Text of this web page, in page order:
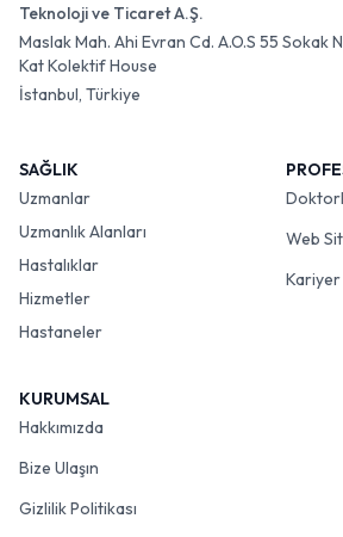
Teknoloji ve Ticaret A.Ş.
Maslak Mah. Ahi Evran Cd. A.O.S 55 Sokak
Kat Kolektif House
İstanbul, Türkiye
SAĞLIK
Uzmanlar
Uzmanlık Alanları
Hastalıklar
Hizmetler
Hastaneler
Web
Kariyer
KURUMSAL
Hakkımızda
Bize Ulaşın
Gizlilik Politikası